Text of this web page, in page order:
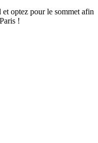
optez pour le sommet afin
!